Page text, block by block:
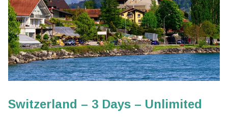
Switzerland – 3 Days – Unlimited